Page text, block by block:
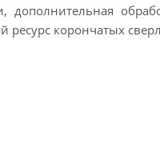
ресурс корончатых